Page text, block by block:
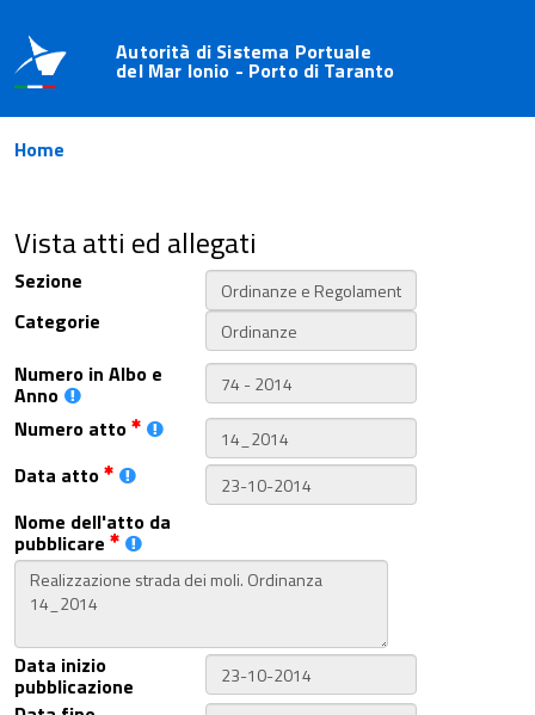
Autorità di Sistema Portuale
del Mar Ionio - Porto di Taranto
Home
Vista atti ed allegati
Sezione
Categorie
Numero in Albo e
Anno
Numero atto
Data atto
Nome dell'atto da
pubblicare
Data inizio
pubblicazione